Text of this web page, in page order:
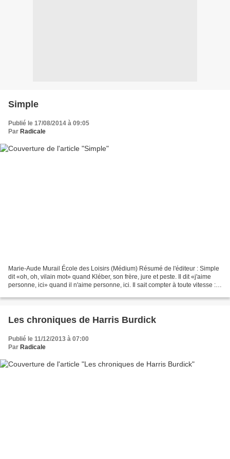
Simple
Publié le 17/08/2014 à 09:05
Par Radicale
Marie-Aude Murail École des Loisirs (Médium) Résumé de l'éditeur : Simple
dit «oh, oh, vilain mot» quand Kléber, son frère, jure et peste. Il dit «j'aime
personne, ici» quand il n'aime personne, ici. Il sait compter à toute vitesse :
Les chroniques de Harris Burdick
Publié le 11/12/2013 à 07:00
Par Radicale